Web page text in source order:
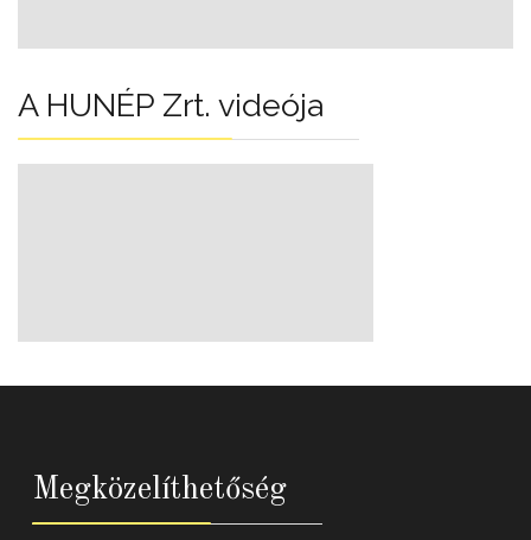
A HUNÉP Zrt. videója
Megközelíthetőség